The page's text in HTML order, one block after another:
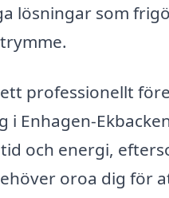
lösningar som
professionellt
i Enhagen-
och energi,
oroa dig för